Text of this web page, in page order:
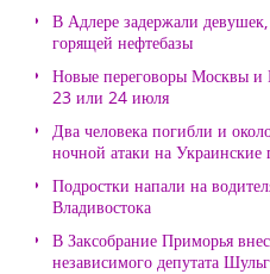
В Адлере задержали
горящей нефтебазы
Новые переговоры Москвы и
23 или 24 июля
Два человека погибли и
ночной атаки на Украинские
Подростки напали на
Владивостока
В Заксобрание Приморья
независимого депутата